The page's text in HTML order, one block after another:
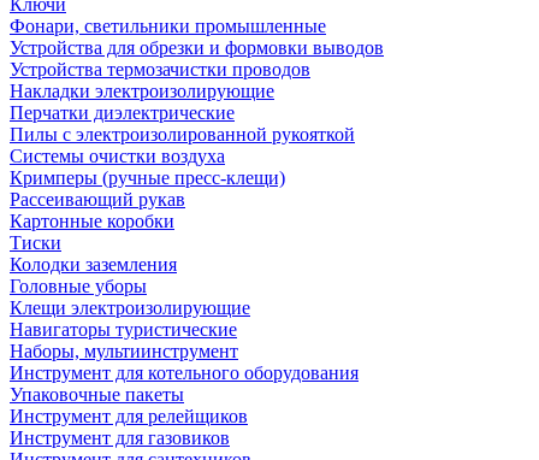
Ключи
Фонари, светильники промышленные
Устройства для обрезки и формовки выводов
Устройства термозачистки проводов
Накладки электроизолирующие
Перчатки диэлектрические
Пилы с электроизолированной рукояткой
Системы очистки воздуха
Кримперы (ручные пресс-клещи)
Рассеивающий рукав
Картонные коробки
Тиски
Колодки заземления
Головные уборы
Клещи электроизолирующие
Навигаторы туристические
Наборы, мультиинструмент
Инструмент для котельного оборудования
Упаковочные пакеты
Инструмент для релейщиков
Инструмент для газовиков